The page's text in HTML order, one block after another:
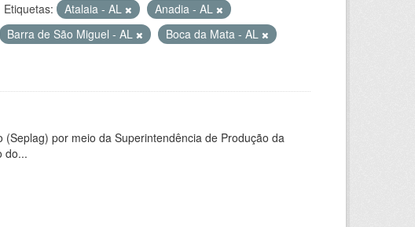
Etiquetas: Atalaia - AL
Anadia - AL
Barra de São Miguel - AL
Boca da Mata - AL
por meio da Superintendência de Produção da
do...